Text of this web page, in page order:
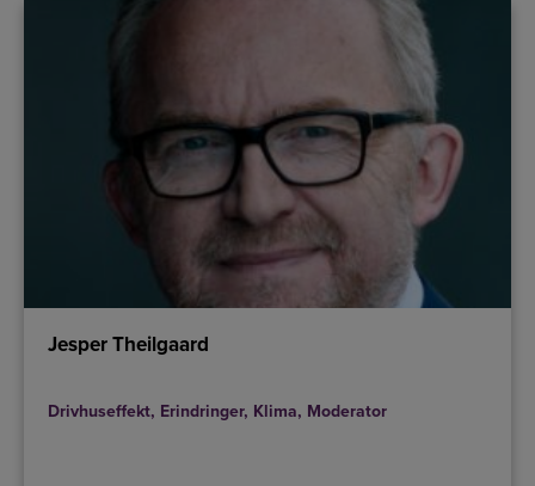
Jesper Theilgaard
Drivhuseffekt, Erindringer, Klima, Moderator